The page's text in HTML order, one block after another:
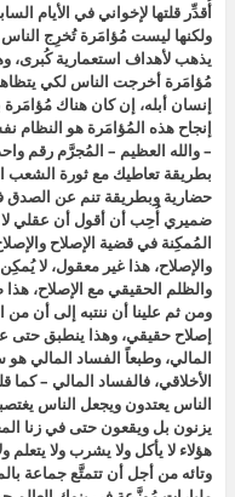
أُقدِّر قلتها لإخواني في الأيام
ولكنها ليست مُؤامَرة تُخرِج
يذهب لأهداف استعمارية كُبرى،
مُؤامَرة أخرجت الناس لكي
إنسان أبله، إن كان هناك مُؤامَرة
إنجاح هذه المُؤامَرة هو النظام
– والله العظيم – المُجرَّم رقم
بطريقة تعاطيك مع ثورة الشعب
حضارية وبطريقة تنم عن الصدق
ضميري أُحِب أن أقول أن عقلي لا
المُمكِنة في قضية الإصلاح
والإصلاح، هذا غير معقول، لا
والظلم الحقيقي مع الإصلاح،
ومن ثم علينا أن ننتبه إلى أن
إصلاح حقيقي، وهذا ينطبق حتى
المالي، وطبعاً الفساد المالي
الأخلاقي، فالفساد المالي –
الناس يعتدون ويجعل الناس
يزنون بل ويقعون حتى في زنا
هؤلاء لا يأكل ولا يشرب ولا
وتائه من أجل أن تتمتَّع جماعة